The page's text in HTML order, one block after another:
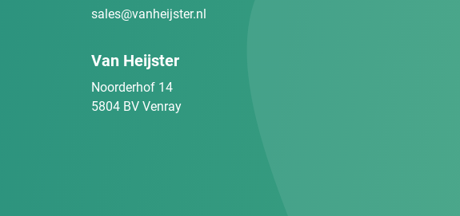
sales@vanheijster.nl
Van Heijster
Noorderhof 14
5804 BV Venray